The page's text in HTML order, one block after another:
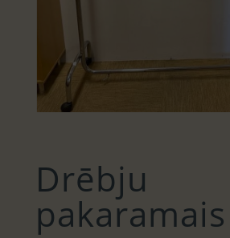
Drēbju
pakaramais